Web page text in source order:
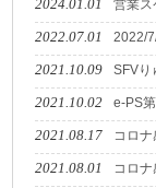
2024.01.01 営業ス
2022.07.01 2022/
2021.10.09 SFVり
2021.10.02 e-PS
2021.08.17 コロ
2021.08.01 コロ